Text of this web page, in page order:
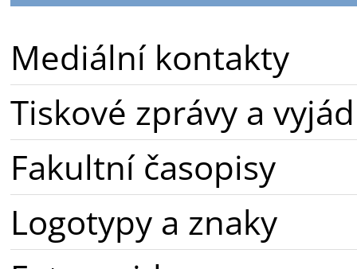
Mediální kontakty
Tiskové zprávy a
Fakultní časopisy
Logotypy a znaky